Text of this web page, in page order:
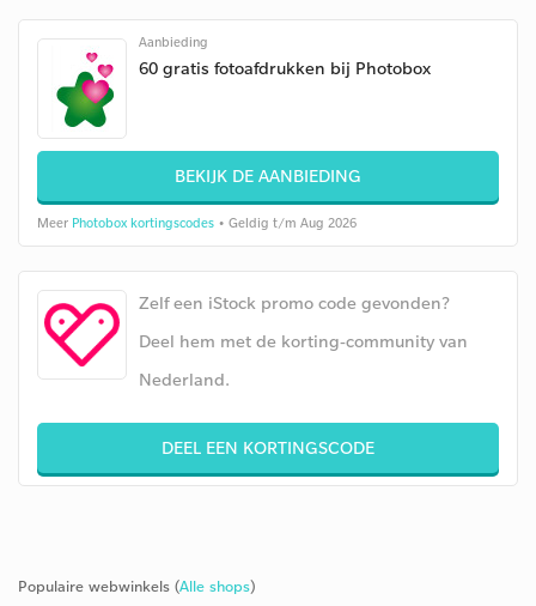
Aanbieding
60 gratis fotoafdrukken bij Photobox
BEKIJK DE AANBIEDING
Meer Photobox kortingscodes • Geldig t/m Aug 2026
Zelf een iStock promo code gevonden?
Deel hem met de korting-community van
Nederland.
DEEL EEN KORTINGSCODE
Populaire webwinkels (Alle shops)